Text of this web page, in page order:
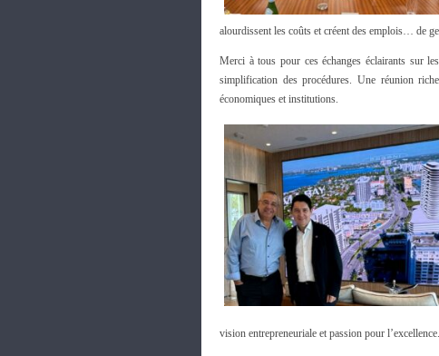
alourdissent les coûts et créent des emplois… de
Merci à tous pour ces échanges éclairants sur
simplification des procédures. Une réunion
économiques et institutions.
vision entrepreneuriale et passion pour l’excellence.